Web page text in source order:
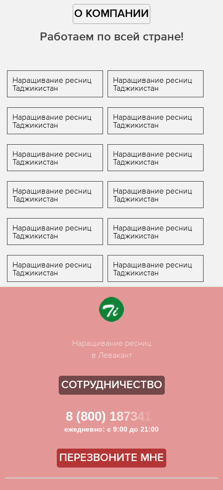
О КОМПАНИИ
Работаем по всей стране!
Наращивание ресниц
Таджикистан
Наращивание ресниц
Таджикистан
Наращивание ресниц
Таджикистан
Наращивание ресниц
Таджикистан
Наращивание ресниц
Таджикистан
Наращивание ресниц
Таджикистан
Наращивание ресниц
Таджикистан
Наращивание ресниц
Таджикистан
Наращивание ресниц
Таджикистан
Наращивание ресниц
Таджикистан
Наращивание ресниц
Таджикистан
Наращивание ресниц
Таджикистан
Наращивание ресниц
в Левакант
СОТРУДНИЧЕСТВО
8 (800) 1873411
ежедневно: с 9:00 до 21:00
ПЕРЕЗВОНИТЕ МНЕ